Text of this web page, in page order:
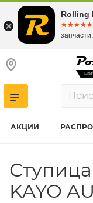
АКЦИИ
KAYO
Rolling
☆☆☆☆☆
★★★★★